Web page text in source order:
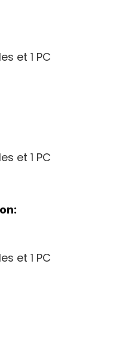
et 1 PC
et 1 PC
et 1 PC